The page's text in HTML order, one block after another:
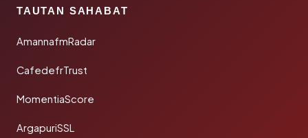
TAUTAN SAHABAT
AmannafmRadar
CafedefrTrust
MomentiaScore
ArgapuriSSL